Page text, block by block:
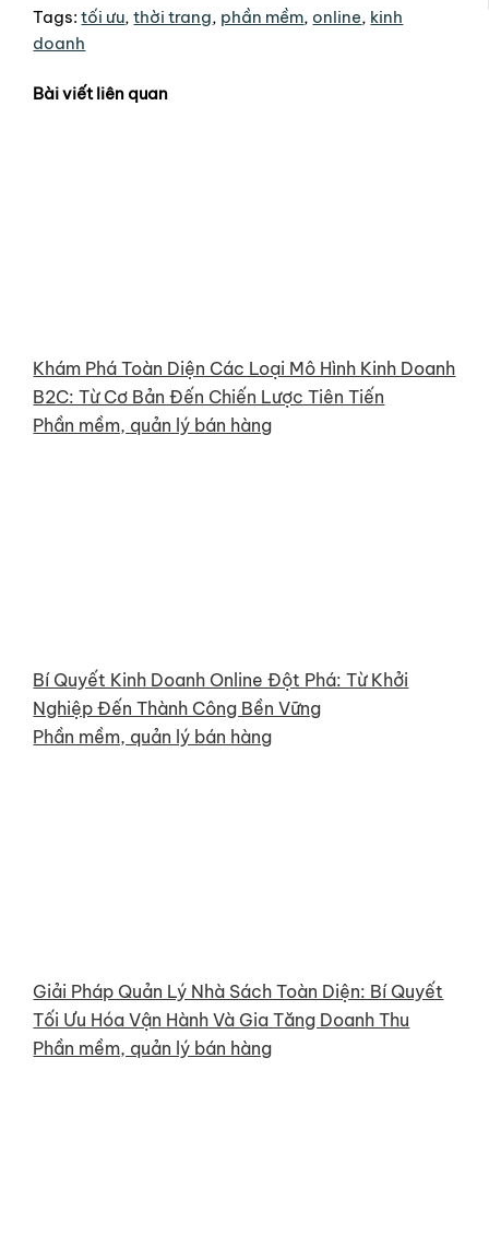
Tags:tối ưu,thời trang, phần mềm, online, kinh
doanh
Bài viết liên quan
Khám Phá Toàn Diện Các Loại Mô Hình Kinh Doanh
B2C: Từ Cơ Bản Đến Chiến Lược Tiên Tiến
Phần mềm, quản lý bán hàng
Bí Quyết Kinh Doanh Online Đột Phá: Từ Khởi
Nghiệp Đến Thành Công Bền Vững
Phần mềm, quản lý bán hàng
Giải Pháp Quản Lý Nhà Sách Toàn Diện: Bí Quyết
Tối Ưu Hóa Vận Hành Và Gia Tăng Doanh Thu
Phần mềm, quản lý bán hàng